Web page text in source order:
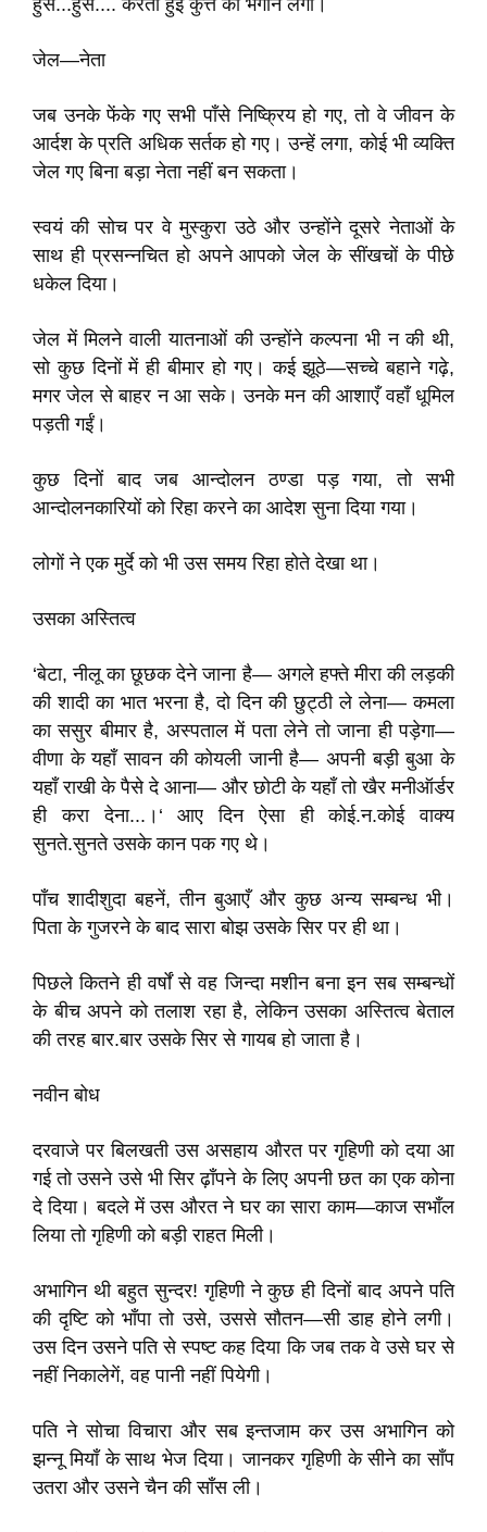
हुस...हुस.... करती हुई कुत्ते को भगाने लगी।
जेल—नेता
जब उनके फेंके गए सभी पाँसे निष्क्रिय हो गए, तो वे जीवन के
आर्दश के प्रति अधिक सर्तक हो गए। उन्हें लगा, कोई भी व्यक्ति
जेल गए बिना बड़ा नेता नहीं बन सकता।
स्वयं की सोच पर वे मुस्कुरा उठे और उन्होंने दूसरे नेताओं के
साथ ही प्रसन्नचित हो अपने आपको जेल के सींखचों के पीछे
धकेल दिया।
जेल में मिलने वाली यातनाओं की उन्होंने कल्पना भी न की थी,
सो कुछ दिनों में ही बीमार हो गए। कई झूठे—सच्चे बहाने गढ़े,
मगर जेल से बाहर न आ सके। उनके मन की आशाएँ वहाँ धूमिल
पड़ती गईं।
कुछ दिनों बाद जब आन्दोलन ठण्डा पड़ गया, तो सभी
आन्दोलनकारियों को रिहा करने का आदेश सुना दिया गया।
लोगाें ने एक मुर्दे को भी उस समय रिहा होते देखा था।
उसका अस्तित्व
‘बेटा, नीलू का छूछक देने जाना है— अगले हफ्ते मीरा की लड़की
की शादी का भात भरना है, दो दिन की छुट्ठी ले लेना— कमला
का ससुर बीमार है, अस्पताल में पता लेने तो जाना ही पड़ेगा—
वीणा के यहाँ सावन की कोयली जानी है— अपनी बड़ी बुआ के
यहाँ राखी के पैसे दे आना— और छोटी के यहाँ तो खैर मनीऑर्डर
ही करा देना...।‘ आए दिन ऐसा ही कोई.न.कोई वाक्य
सुनते.सुनते उसके कान पक गए थे।
पाँच शादीशुदा बहनें, तीन बुआएँ और कुछ अन्य सम्बन्ध भी।
पिता के गुजरने के बाद सारा बोझ उसके सिर पर ही था।
पिछले कितने ही वर्षों से वह जिन्दा मशीन बना इन सब सम्बन्धों
के बीच अपने को तलाश रहा है, लेकिन उसका अस्तित्व बेताल
की तरह बार.बार उसके सिर से गायब हो जाता है।
नवीन बोध
दरवाजे पर बिलखती उस असहाय औरत पर गृहिणी को दया आ
गई तो उसने उसे भी सिर ढ़ाँपने के लिए अपनी छत का एक कोना
दे दिया। बदले में उस औरत ने घर का सारा काम—काज सभाँल
लिया तो गृहिणी को बड़ी राहत मिली।
अभागिन थी बहुत सुन्दर! गृहिणी ने कुछ ही दिनों बाद अपने पति
की दृष्टि को भाँपा तो उसे, उससे सौतन—सी डाह होने लगी।
उस दिन उसने पति से स्पष्ट कह दिया कि जब तक वे उसे घर से
नहीं निकालेगें, वह पानी नहीं पियेगी।
पति ने सोचा विचारा और सब इन्तजाम कर उस अभागिन को
झन्नू मियाँ के साथ भेज दिया। जानकर गृहिणी के सीने का साँप
उतरा और उसने चैन की साँस ली।